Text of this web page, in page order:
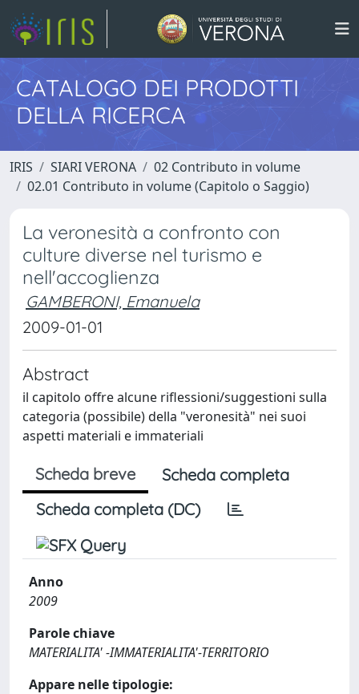
CATALOGO DEI PRODOTTI
DELLA RICERCA
IRIS SIARI VERONA
02 Contributo in volume
02.01 Contributo in volume (Capitolo o Saggio)
La veronesità a confronto con
culture diverse nel turismo e
nell'accoglienza
GAMBERONI, Emanuela
2009-01-01
Abstract
il capitolo offre alcune riflessioni/suggestioni sulla
categoria (possibile) della "veronesità" nei suoi
aspetti materiali e immateriali
Scheda breve
Scheda completa
Scheda completa (DC)
Anno
2009
Parole chiave
MATERIALITA' -IMMATERIALITA'-TERRITORIO
Appare nelle tipologie: